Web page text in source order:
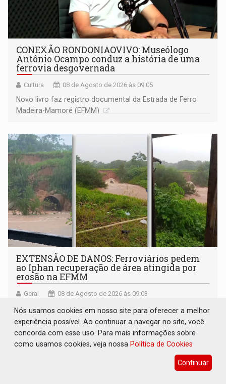
CONEXÃO RONDONIAOVIVO: Museólogo
Antônio Ocampo conduz a história de uma
ferrovia desgovernada
Cultura 08 de Agosto de 2026 às 09:05
Novo livro faz registro documental da Estrada de Ferro
Madeira-Mamoré (EFMM)
EXTENSÃO DE DANOS: Ferroviários pedem
ao Iphan recuperação de área atingida por
erosão na EFMM
Geral 08 de Agosto de 2026 às 09:03
A Asfemm defende que a intervenção seja precedida de
fiscalização e de um laudo técnico elaborado pelos
órgãos competentes
Nós usamos cookies em nosso site para oferecer a melhor
experiência possível. Ao continuar a navegar no site, você
concorda com esse uso. Para mais informações sobre
como usamos cookies, veja nossa Política de Cookies
Continuar